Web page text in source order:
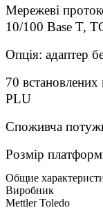
Мережеві
10/100 Base T,
Опція: адаптер
70
PLU
Споживча
Розмір
Общие
Виробник
Mettler Toledo